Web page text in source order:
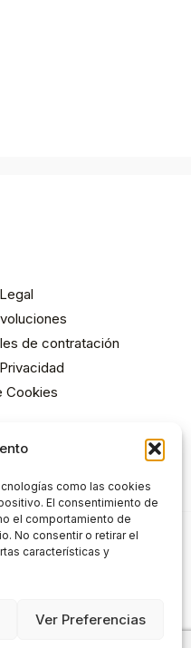
como las cookies
El consentimiento de
el comportamiento de
No consentir o retirar el
características y
Ver Preferencias
de contratación
Cookies